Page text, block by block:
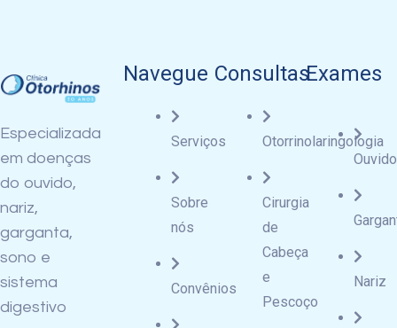
Especializada
em doenças
do ouvido,
nariz,
garganta,
sono e
sistema
digestivo
Navegue
Serviços
Sobre
nós
Convênios
Consultas
Otorrinolaringologia
Cirurgia
de
Cabeça
e
Pescoço
Exames
Ouvido
Nariz